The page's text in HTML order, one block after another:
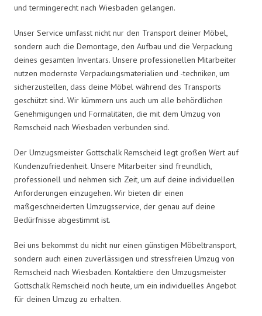
und termingerecht nach Wiesbaden gelangen.
Unser Service umfasst nicht nur den Transport deiner Möbel,
sondern auch die Demontage, den Aufbau und die Verpackung
deines gesamten Inventars. Unsere professionellen Mitarbeiter
nutzen modernste Verpackungsmaterialien und -techniken, um
sicherzustellen, dass deine Möbel während des Transports
geschützt sind. Wir kümmern uns auch um alle behördlichen
Genehmigungen und Formalitäten, die mit dem Umzug von
Remscheid nach Wiesbaden verbunden sind.
Der Umzugsmeister Gottschalk Remscheid legt großen Wert auf
Kundenzufriedenheit. Unsere Mitarbeiter sind freundlich,
professionell und nehmen sich Zeit, um auf deine individuellen
Anforderungen einzugehen. Wir bieten dir einen
maßgeschneiderten Umzugsservice, der genau auf deine
Bedürfnisse abgestimmt ist.
Bei uns bekommst du nicht nur einen günstigen Möbeltransport,
sondern auch einen zuverlässigen und stressfreien Umzug von
Remscheid nach Wiesbaden. Kontaktiere den Umzugsmeister
Gottschalk Remscheid noch heute, um ein individuelles Angebot
für deinen Umzug zu erhalten.